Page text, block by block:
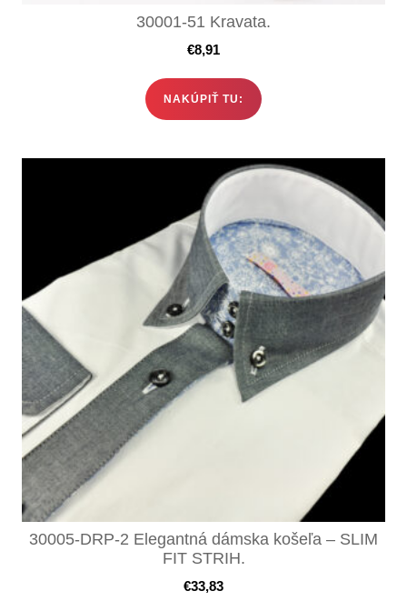
30001-51 Kravata.
€8,91
NAKÚPIŤ TU:
30005-DRP-2 Elegantná dámska košeľa – SLIM
FIT STRIH.
€33,83